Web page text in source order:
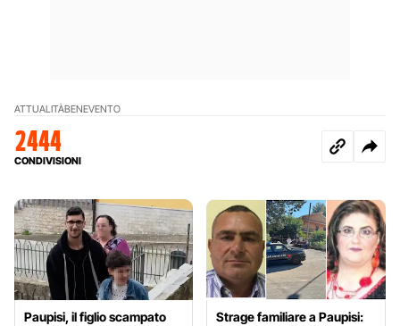
ATTUALITÀBENEVENTO
2444
CONDIVISIONI
Paupisi, il figlio scampato
Strage familiare a Paupisi: